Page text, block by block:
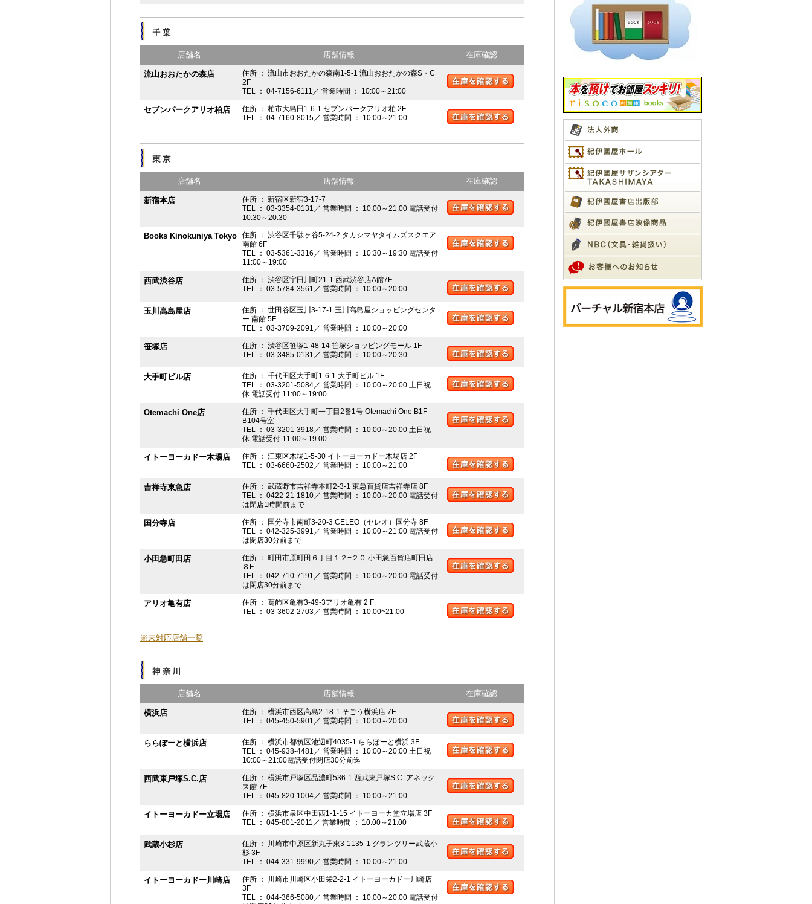
店舗名 店舗情報 在庫確認
流山おおたかの森店
住所 ： 流山市おおたかの森南1-5-1 流山おおたかの森S・C
2F
TEL ： 04-7156-6111／ 営業時間 ： 10:00～21:00
セブンパークアリオ柏店
住所 ： 柏市大島田1-6-1 セブンパークアリオ柏 2F
TEL ： 04-7160-8015／ 営業時間 ： 10:00～21:00
店舗名 店舗情報 在庫確認
新宿本店
住所 ： 新宿区新宿3-17-7
TEL ： 03-3354-0131／ 営業時間 ： 10:00～21:00 電話受付
10:30～20:30
Books Kinokuniya Tokyo
住所 ： 渋谷区千駄ヶ谷5-24-2 タカシマヤタイムズスクエア
南館 6F
TEL ： 03-5361-3316／ 営業時間 ： 10:30～19:30 電話受付
11:00～19:00
西武渋谷店
住所 ： 渋谷区宇田川町21-1 西武渋谷店A館7F
TEL ： 03-5784-3561／ 営業時間 ： 10:00～20:00
玉川高島屋店
住所 ： 世田谷区玉川3-17-1 玉川高島屋ショッピングセンタ
ー 南館 5F
TEL ： 03-3709-2091／ 営業時間 ： 10:00～20:00
笹塚店
住所 ： 渋谷区笹塚1-48-14 笹塚ショッピングモール 1F
TEL ： 03-3485-0131／ 営業時間 ： 10:00～20:30
大手町ビル店
住所 ： 千代田区大手町1-6-1 大手町ビル 1F
TEL ： 03-3201-5084／ 営業時間 ： 10:00～20:00 土日祝
休 電話受付 11:00～19:00
Otemachi One店
住所 ： 千代田区大手町一丁目2番1号 Otemachi One B1F
B104号室
TEL ： 03-3201-3918／ 営業時間 ： 10:00～20:00 土日祝
休 電話受付 11:00～19:00
イトーヨーカドー木場店
住所 ： 江東区木場1-5-30 イトーヨーカドー木場店 2F
TEL ： 03-6660-2502／ 営業時間 ： 10:00～21:00
吉祥寺東急店
住所 ： 武蔵野市吉祥寺本町2-3-1 東急百貨店吉祥寺店 8F
TEL ： 0422-21-1810／ 営業時間 ： 10:00～20:00 電話受付
は閉店1時間前まで
国分寺店
住所 ： 国分寺市南町3-20-3 CELEO（セレオ）国分寺 8F
TEL ： 042-325-3991／ 営業時間 ： 10:00～21:00 電話受付
は閉店30分前まで
小田急町田店
住所 ： 町田市原町田６丁目１２−２０ 小田急百貨店町田店
８F
TEL ： 042-710-7191／ 営業時間 ： 10:00～20:00 電話受付
は閉店30分前まで
アリオ亀有店
住所 ： 葛飾区亀有3-49-3アリオ亀有 2 F
TEL ： 03-3602-2703／ 営業時間 ： 10:00~21:00
※未対応店舗一覧
店舗名 店舗情報 在庫確認
横浜店
住所 ： 横浜市西区高島2-18-1 そごう横浜店 7F
TEL ： 045-450-5901／ 営業時間 ： 10:00～20:00
ららぽーと横浜店
住所 ： 横浜市都筑区池辺町4035-1 ららぽーと横浜 3F
TEL ： 045-938-4481／ 営業時間 ： 10:00～20:00 土日祝
10:00～21:00電話受付閉店30分前迄
西武東戸塚S.C.店
住所 ： 横浜市戸塚区品濃町536-1 西武東戸塚S.C. アネック
ス館 7F
TEL ： 045-820-1004／ 営業時間 ： 10:00～21:00
イトーヨーカドー立場店
住所 ： 横浜市泉区中田西1-1-15 イトーヨーカ堂立場店 3F
TEL ： 045-801-2011／ 営業時間 ： 10:00～21:00
武蔵小杉店
住所 ： 川崎市中原区新丸子東3-1135-1 グランツリー武蔵小
杉 3F
TEL ： 044-331-9990／ 営業時間 ： 10:00～21:00
イトーヨーカドー川崎店
住所 ： 川崎市川崎区小田栄2-2-1 イトーヨーカドー川崎店
3F
TEL ： 044-366-5080／ 営業時間 ： 10:00～20:00 電話受付